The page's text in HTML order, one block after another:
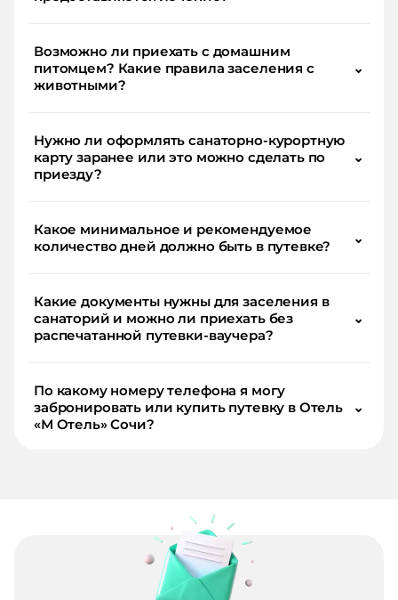
Возможно ли приехать с домашним
питомцем? Какие правила заселения с
животными?
⌄
Нужно ли оформлять санаторно-курортную
карту заранее или это можно сделать по
приезду?
⌄
Какое минимальное и рекомендуемое
количество дней должно быть в путевке?
⌄
Какие документы нужны для заселения в
санаторий и можно ли приехать без
распечатанной путевки-ваучера?
⌄
По какому номеру телефона я могу
забронировать или купить путевку в Отель
«М Отель» Сочи?
⌄